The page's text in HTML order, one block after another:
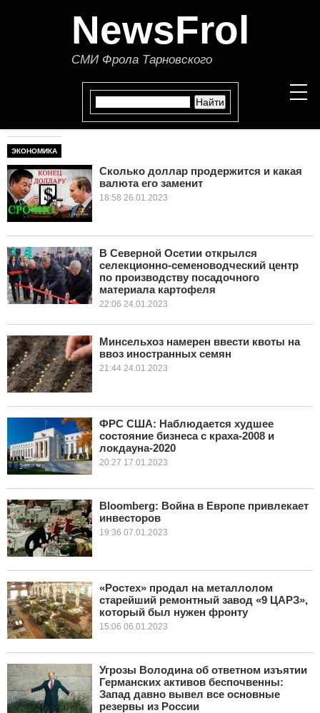
NewsFrol
СМИ Фрола Тарновского
СТАТЬИ
ЭКОНОМИКА
В МИРЕ
КУЛЬТУРА
ШОУ-БИЗНЕС
ЭГОИЗМ
ЭКОНОМИКА
Сколько доллар продержится и какая
валюта его заменит
18:58 26.01.2023
В Северной Осетии открылся
селекционно-семеноводческий центр
по производству посадочного
материала картофеля
22:06 24.01.2023
Минсельхоз намерен ввести квоты на
ввоз иностранных семян
21:44 24.01.2023
ФРС США: Наблюдается худшее
состояние бизнеса с краха-​2008 и
локдауна-​2020
20:27 17.01.2023
Bloomberg: Война в Европе привлекает
инвесторов
19:36 07.01.2023
«Ростех» продал на металлолом
старейший ремонтный завод «9 ЦАРЗ»,
который был нужен фронту
15:06 06.01.2023
Угрозы Володина об ответном изъятии
Германских активов беспочвенны:
Запад давно вывел все основные
резервы из России